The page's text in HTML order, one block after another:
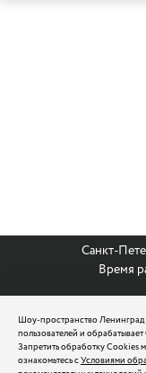
Шоу-пространство
пользователей и
Запретить обработку Cookies
ознакомьтесь сУсловиями
Санкт-
Время